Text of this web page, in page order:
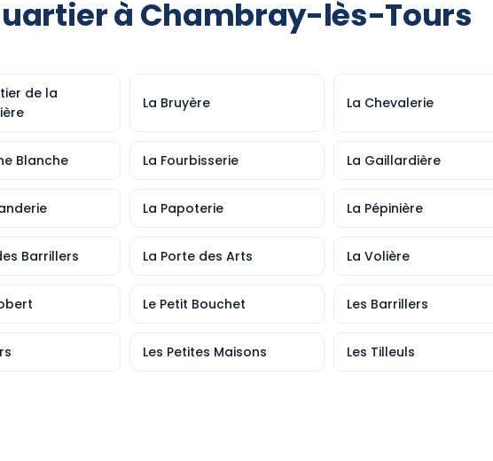
à Chambray-lès-Tours
de la
La Bruyère La Chevalerie
Blanche La Fourbisserie La Gaillardière
La Papoterie La Pépinière
Barrillers La Porte des Arts La Volière
Le Petit Bouchet Les Barrillers
Les Petites Maisons Les Tilleuls